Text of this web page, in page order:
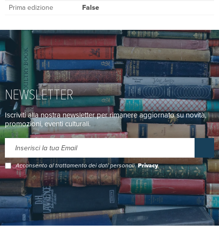
Prima edizione
False
NEWSLETTER
Iscriviti alla nostra newsletter per rimanere aggiornato su novità,
promozioni, eventi culturali.
Acconsento al trattamento dei dati personali.Privacy